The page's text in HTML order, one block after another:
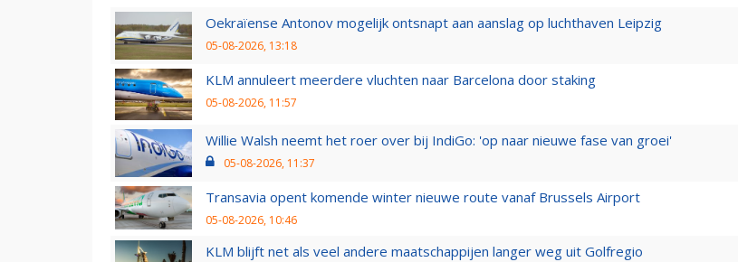
Oekraïense Antonov mogelijk ontsnapt aan aanslag op luchthaven Leipzig
05-08-2026, 13:18
KLM annuleert meerdere vluchten naar Barcelona door staking
05-08-2026, 11:57
Willie Walsh neemt het roer over bij IndiGo: 'op naar nieuwe fase van groei'
05-08-2026, 11:37
Transavia opent komende winter nieuwe route vanaf Brussels Airport
05-08-2026, 10:46
KLM blijft net als veel andere maatschappijen langer weg uit Golfregio